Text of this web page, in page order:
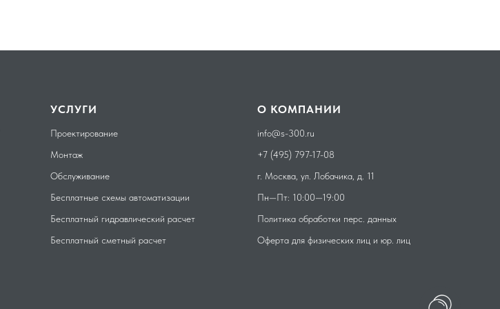
УСЛУГИ
Проектирование
Монтаж
Обслуживание
Бесплатные схемы автоматизации
Бесплатный гидравлический расчет
Бесплатный сметный расчет
О КОМПАНИИ
info@s-300.ru
+7 (495) 797-17-08
г. Москва, ул. Лобачика, д. 11
Пн—Пт: 10:00—19:00
Политика обработки перс. данных
Оферта для физических лиц и юр. лиц